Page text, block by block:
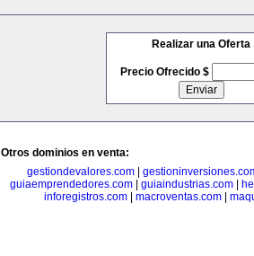
Realizar una Oferta
Precio Ofrecido $
Otros dominios en venta:
gestiondevalores.com|
guiaemprendedores.com
guiaindustrias.com
inforegistros.com| macroventas.com|